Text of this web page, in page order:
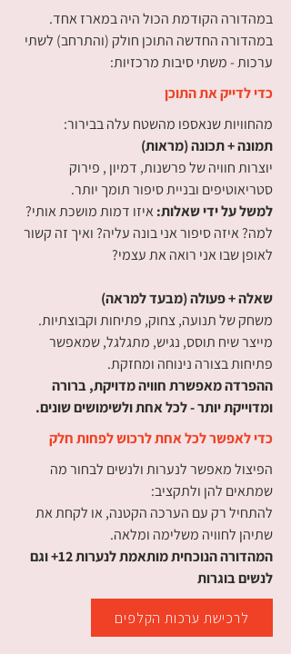
במהדורה הקודמת הכול היה במארז אחד.
במהדורה החדשה התוכן חולק (והתרחב) לשתי
ערכות - משתי סיבות מרכזיות:
כדי לדייק את התוכן
מהחוויות שנאספו מהשטח עלה בבירור:
תמונה + תכונה (מראות)
יוצרות חוויה של פרשנות, דמיון , פירוק
סטריאוטיפים ובניית סיפור תומך יותר.
למשל על ידי שאלות:איזו דמות מושכת אותי?
למה? איזה סיפור אני בונה עליה? ואיך זה קשור
לאופן שבו אני רואה את עצמי?
שאלה + פעולה (מבעד למראה)
משחק של תנועה, צחוק, פתיחות וקבוצתיות.
מייצר שיח תוסס, נגיש, מתגלגל, שמאפשר
פתיחות בצורה נינוחה ומחזקת.
ההפרדה מאפשרת חוויה מדויקת, ברורה
ומדוייקת יותר - לכל אחת ולשימושים שונים.
כדי לאפשר לכל אחת לרכוש לפחות חלק
הפיצול מאפשר לנערות ולנשים לבחור מה
שמתאים להן ולתקציב:
להתחיל רק עם הערכה הקטנה, או לקחת את
שתיהן לחוויה משלימה ומלאה.
המהדורה הנוכחית מותאמת לנערות 12+ וגם
לנשים בוגרות
לרכישת ערכות הקלפים